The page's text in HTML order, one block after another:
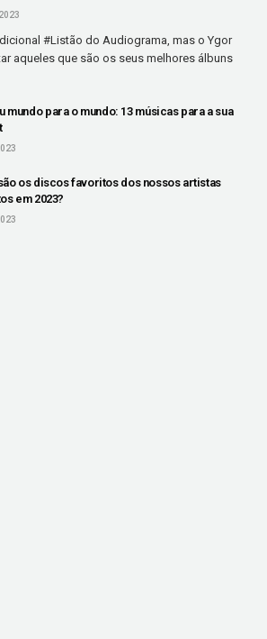
#Listão do Audiograma, mas o Ygor
aqueles que são os seus melhores álbuns
mundo para o mundo: 13 músicas para a sua
os discos favoritos dos nossos artistas
em 2023?